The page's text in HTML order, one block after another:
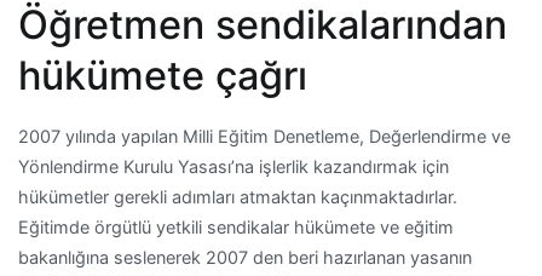
Öğretmen sendikalarından
hükümete çağrı
2007 yılında yapılan Milli Eğitim Denetleme, Değerlendirme ve
Yönlendirme Kurulu Yasası’na işlerlik kazandırmak için
hükümetler gerekli adımları atmaktan kaçınmaktadırlar.
Eğitimde örgütlü yetkili sendikalar hükümete ve eğitim
bakanlığına seslenerek 2007 den beri hazırlanan yasanın